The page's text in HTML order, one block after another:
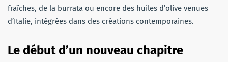
fraîches, de la burrata ou encore des huiles d’olive venues
d’Italie, intégrées dans des créations contemporaines.
Le début d’un nouveau chapitre